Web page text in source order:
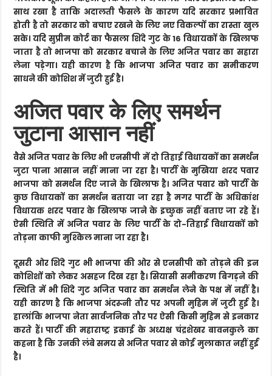
साथ रखा है ताकि अदालती फैसले के कारण यदि सरकार प्रभावित
होती है तो सरकार को बचाए रखने के लिए नए विकल्पों का रास्ता खुल
सके। यदि सुप्रीम कोर्ट का फैसला शिंदे गुट के 16 विधायकों के खिलाफ
जाता है तो भाजपा को सरकार बचाने के लिए अजित पवार का सहारा
लेना पड़ेगा। यही कारण है कि भाजपा अजित पवार का समीकरण
साधने की कोशिश में जुटी हुई है।
अजित पवार के लिए समर्थन
जुटाना आसान नहीं
वैसे अजित पवार के लिए भी एनसीपी में दो तिहाई विधायकों का समर्थन
जुटा पाना आसान नहीं माना जा रहा है। पार्टी के मुखिया शरद पवार
भाजपा को समर्थन दिए जाने के खिलाफ है। अजित पवार को पार्टी के
कुछ विधायकों का समर्थन बताया जा रहा है मगर पार्टी के अधिकांश
विधायक शरद पवार के खिलाफ जाने के इच्छुक नहीं बताए जा रहे हैं।
ऐसी स्थिति में अजित पवार के लिए पार्टी के दो-तिहाई विधायकों को
तोड़ना काफी मुश्किल माना जा रहा है।
दूसरी ओर शिंदे गुट भी भाजपा की ओर से एनसीपी को तोड़ने की इन
कोशिशों को लेकर असहज दिख रहा है। सियासी समीकरण बिगड़ने की
स्थिति में भी शिंदे गुट अजित पवार का समर्थन लेने के पक्ष में नहीं है।
यही कारण है कि भाजपा अंदरूनी तौर पर अपनी मुहिम में जुटी हुई है।
हालांकि भाजपा नेता सार्वजनिक तौर पर ऐसी किसी मुहिम से इनकार
करते हैं। पार्टी की महाराष्ट्र इकाई के अध्यक्ष चंद्रशेखर बावनकुले का
कहना है कि उनकी लंबे समय से अजित पवार से कोई मुलाकात नहीं हुई
है।